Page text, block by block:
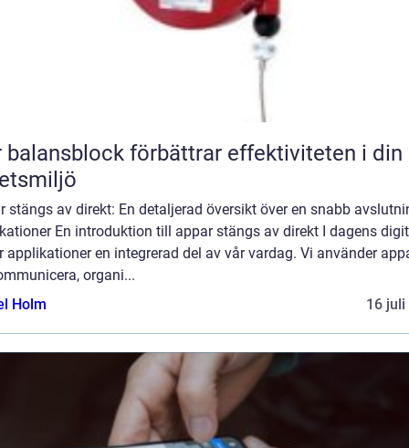
balansblock förbättrar effektiviteten i din
stängs av direkt: En detaljerad översikt över en snabb
En introduktion till appar stängs av direkt I dagens
applikationer en integrerad del av vår vardag. Vi använder
organi...
Holm
16 juli